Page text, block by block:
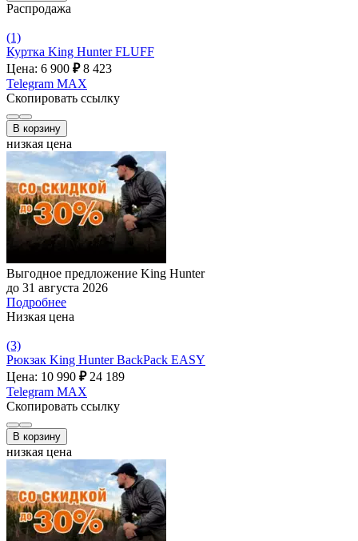
Распродажа
(1)
Куртка King Hunter FLUFF
Цена: 6 900 ₽ 8 423
Telegram MAX
Скопировать ссылку
В корзину
низкая цена
Выгодное предложение King Hunter
до 31 августа 2026
Подробнее
Низкая цена
(3)
Рюкзак King Hunter BackPack EASY
Цена: 10 990 ₽ 24 189
Telegram MAX
Скопировать ссылку
В корзину
низкая цена